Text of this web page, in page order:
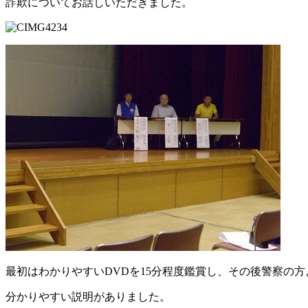
詐欺についてお話しいただきました。
最初はわかりやすいDVDを15分程度鑑賞し、その後警察の方
分かりやすい説明がありました。